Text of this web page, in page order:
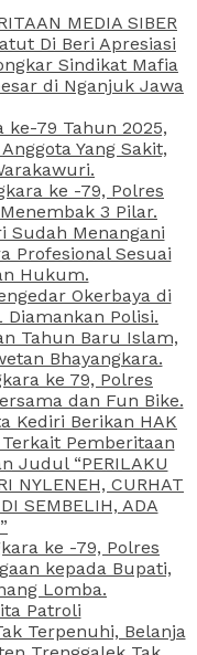
MEDIA SIBER
Di Beri Apresiasi
Sindikat Mafia
di Nganjuk Jawa
ke-79 Tahun 2025,
Yang Sakit,
ke -79, Polres
3 Pilar.
Sudah Menangani
Profesional Sesuai
Hukum.
Okerbaya di
Polisi.
Tahun Baru Islam,
Bhayangkara.
ke 79, Polres
dan Fun Bike.
Kediri Berikan HAK
Terkait Pemberitaan
Judul “PERILAKU
NYLENEH, CURHAT
SEMBELIH, ADA
ke -79, Polres
kepada Bupati,
Lomba.
Patroli
Terpenuhi, Belanja